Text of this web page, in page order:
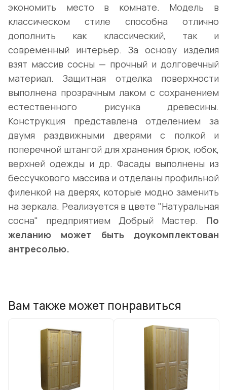
экономить место в комнате. Модель в
классическом стиле способна отлично
дополнить как классический, так и
современный интерьер. За основу изделия
взят массив сосны — прочный и долговечный
материал. Защитная отделка поверхности
выполнена прозрачным лаком с сохранением
естественного рисунка древесины.
Конструкция представлена отделением за
двумя раздвижными дверями с полкой и
поперечной штангой для хранения брюк, юбок,
верхней одежды и др. Фасады выполнены из
бессучкового массива и отделаны профильной
филенкой на дверях, которые модно заменить
на зеркала. Реализуется в цвете "Натуральная
сосна" предприятием Добрый Мастер. По
желанию может быть доукомплектован
антресолью.
Вам также может понравиться